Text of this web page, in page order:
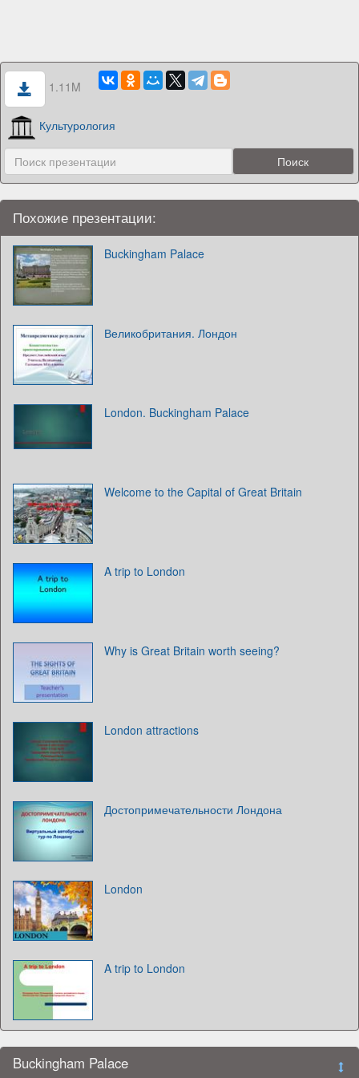
1.11M
Культурология
Похожие презентации:
Buckingham Palace
Великобритания. Лондон
London. Buckingham Palace
Welcome to the Capital of Great Britain
A trip to London
Why is Great Britain worth seeing?
London attractions
Достопримечательности Лондона
London
A trip to London
Buckingham Palace